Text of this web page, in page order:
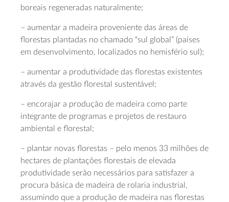
boreais regeneradas naturalmente;
– aumentar a madeira proveniente das áreas de
florestas plantadas no chamado “sul global” (países
em desenvolvimento, localizados no hemisfério sul);
– aumentar a produtividade das florestas existentes
através da gestão florestal sustentável;
– encorajar a produção de madeira como parte
integrante de programas e projetos de restauro
ambiental e florestal;
– plantar novas florestas – pelo menos 33 milhões de
hectares de plantações florestais de elevada
produtividade serão necessários para satisfazer a
procura básica de madeira de rolaria industrial,
assumindo que a produção de madeira nas florestas